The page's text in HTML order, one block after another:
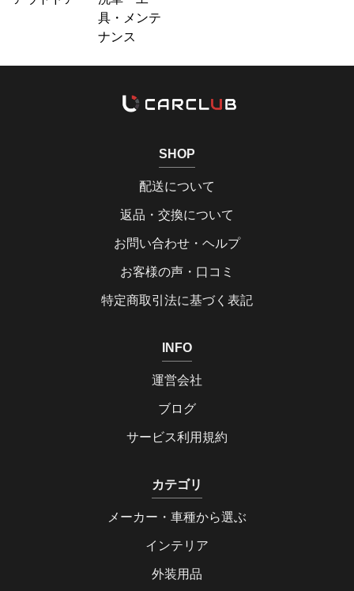
具・メンテ
ナンス
SHOP
配送について
返品・交換について
お問い合わせ・ヘルプ
お客様の声・口コミ
特定商取引法に基づく表記
INFO
運営会社
ブログ
サービス利用規約
カテゴリ
メーカー・車種から選ぶ
インテリア
外装用品